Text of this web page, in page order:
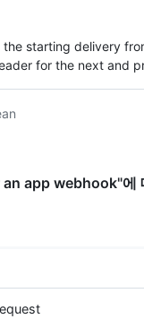
starting delivery
for the next and
app webhook"에